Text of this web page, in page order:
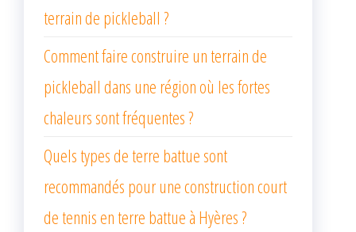
terrain de pickleball ?
Comment faire construire un terrain de
pickleball dans une région où les fortes
chaleurs sont fréquentes ?
Quels types de terre battue sont
recommandés pour une construction court
de tennis en terre battue à Hyères ?